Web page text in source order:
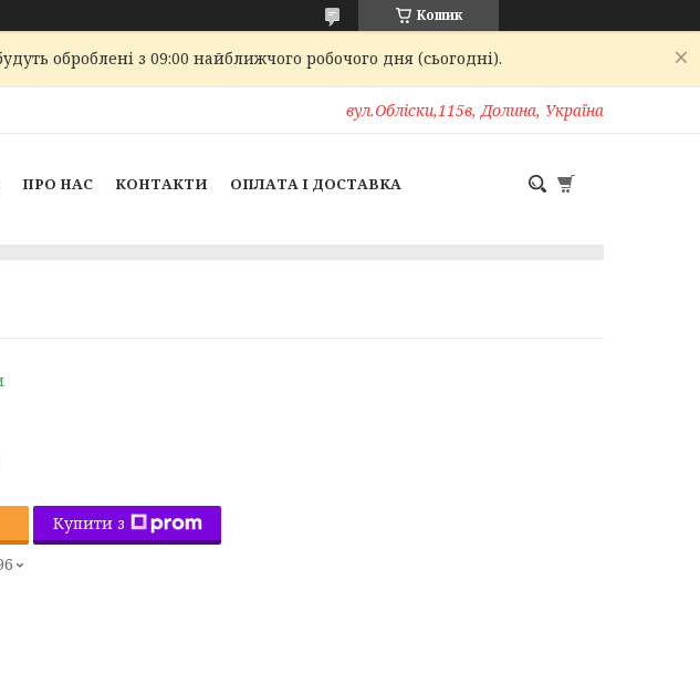
Кошик
оброблені з 09:00 найближчого робочого дня (сьогодні).
вул.Обліски,115в, Долина, Україна
ПРО НАС КОНТАКТИ ОПЛАТА І ДОСТАВКА
Купити з